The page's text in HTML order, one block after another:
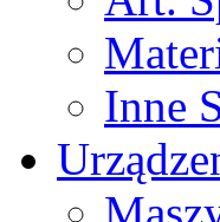
Inne